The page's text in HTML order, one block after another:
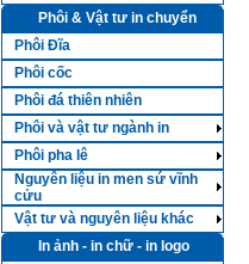
Phôi & Vật tư in chuyển
Phôi Đĩa
Phôi cốc
Phôi đá thiên nhiên
Phôi và vật tư ngành in
Phôi pha lê
Nguyên liệu in men sứ vĩnh
cửu
Vật tư và nguyên liệu khác
In ảnh - in chữ - in logo